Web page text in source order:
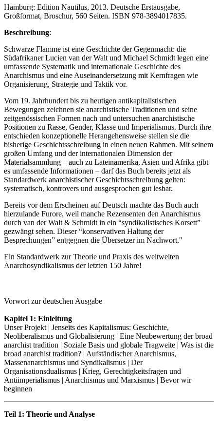
Hamburg: Edition Nautilus, 2013. Deutsche Erstausgabe,
Großformat, Broschur, 560 Seiten. ISBN 978-3894017835.
Beschreibung:
Schwarze Flamme ist eine Geschichte der Gegenmacht: die
Südafrikaner Lucien van der Walt und Michael Schmidt legen eine
umfassende Systematik und internationale Geschichte des
Anarchismus und eine Auseinandersetzung mit Kernfragen wie
Organisierung, Strategie und Taktik vor.
Vom 19. Jahrhundert bis zu heutigen antikapitalistischen
Bewegungen zeichnen sie anarchistische Traditionen und seine
zeitgenössischen Formen nach und untersuchen anarchistische
Positionen zu Rasse, Gender, Klasse und Imperialismus. Durch ihre
entschieden konzeptionelle Herangehensweise stellen sie die
bisherige Geschichtsschreibung in einen neuen Rahmen. Mit seinem
großen Umfang und der internationalen Dimension der
Materialsammlung – auch zu Lateinamerika, Asien und Afrika gibt
es umfassende Informationen – darf das Buch bereits jetzt als
Standardwerk anarchistischer Geschichtsschreibung gelten:
systematisch, kontrovers und ausgesprochen gut lesbar.
Bereits vor dem Erscheinen auf Deutsch machte das Buch auch
hierzulande Furore, weil manche Rezensenten den Anarchismus
durch van der Walt & Schmidt in ein “syndikalistisches Korsett”
gezwängt sehen. Dieser “konservativen Haltung der
Besprechungen” entgegnen die Übersetzer im Nachwort."
Ein Standardwerk zur Theorie und Praxis des weltweiten
Anarchosyndikalismus der letzten 150 Jahre!
Vorwort zur deutschen Ausgabe
Kapitel 1: Einleitung
Unser Projekt | Jenseits des Kapitalismus: Geschichte,
Neoliberalismus und Globalisierung | Eine Neubewertung der broad
anarchist tradition | Soziale Basis und globale Tragweite | Was ist die
broad anarchist tradition? | Aufständischer Anarchismus,
Massenanarchismus und Syndikalismus | Der
Organisationsdualismus | Krieg, Gerechtigkeitsfragen und
Antiimperialismus | Anarchismus und Marxismus | Bevor wir
beginnen
Teil 1: Theorie und Analyse